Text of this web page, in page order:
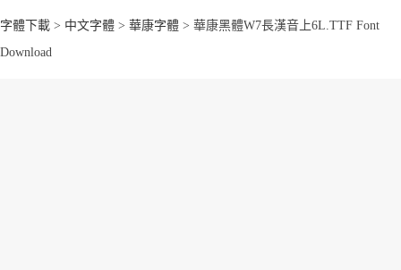
字體下載 > 中文字體 > 華康字體 > 華康黑體W7長漢音上6L.TTF Font
Download